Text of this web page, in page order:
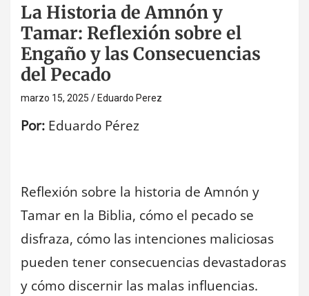
La Historia de Amnón y
Tamar: Reflexión sobre el
Engaño y las Consecuencias
del Pecado
marzo 15, 2025 Eduardo Perez
Por: Eduardo Pérez
Reflexión sobre la historia de Amnón y
Tamar en la Biblia, cómo el pecado se
disfraza, cómo las intenciones maliciosas
pueden tener consecuencias devastadoras
y cómo discernir las malas influencias.